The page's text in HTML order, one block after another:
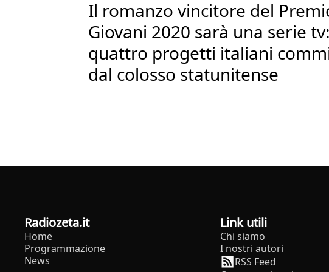
Il romanzo vincitore del
Giovani 2020 sarà una serie
quattro progetti italiani
dal colosso statunitense
radiozeta.it
Home
Programmazione
News
Link utili
Chi siamo
I nostri autori
RSS Feed